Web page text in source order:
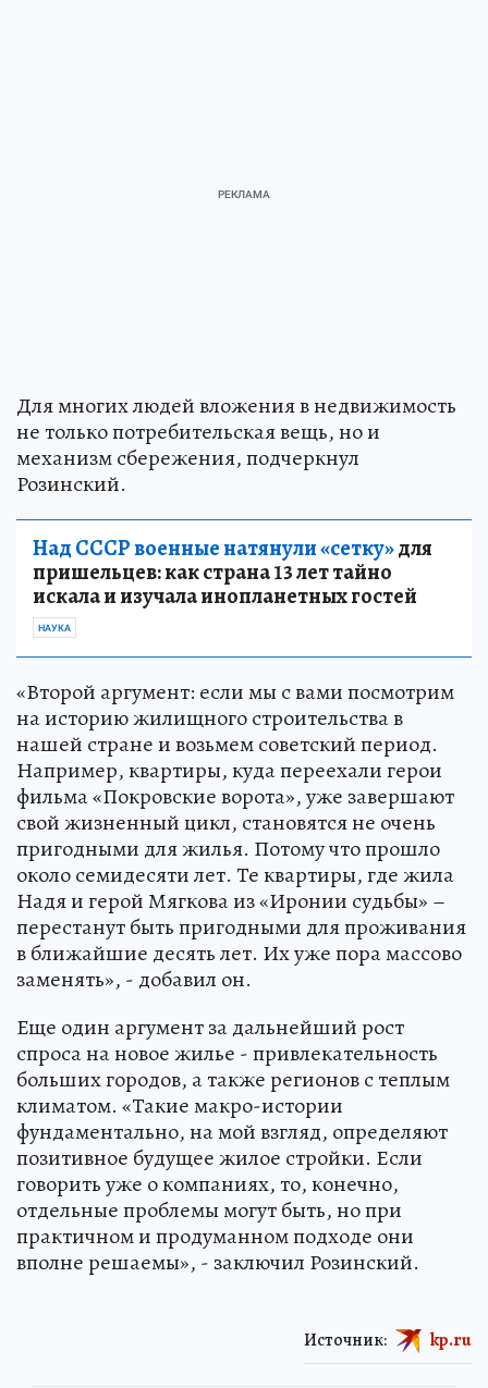
Для многих людей вложения в недвижимость
не только потребительская вещь, но и
механизм сбережения, подчеркнул
Розинский.
Над СССР военные натянули «сетку»для
пришельцев: как страна 13 лет тайно
искала и изучала инопланетных гостей
НАУКА
«Второй аргумент: если мы с вами посмотрим
на историю жилищного строительства в
нашей стране и возьмем советский период.
Например, квартиры, куда переехали герои
фильма «Покровские ворота», уже завершают
свой жизненный цикл, становятся не очень
пригодными для жилья. Потому что прошло
около семидесяти лет. Те квартиры, где жила
Надя и герой Мягкова из «Иронии судьбы» –
перестанут быть пригодными для проживания
в ближайшие десять лет. Их уже пора массово
заменять», - добавил он.
Еще один аргумент за дальнейший рост
спроса на новое жилье - привлекательность
больших городов, а также регионов с теплым
климатом. «Такие макро-истории
фундаментально, на мой взгляд, определяют
позитивное будущее жилое стройки. Если
говорить уже о компаниях, то, конечно,
отдельные проблемы могут быть, но при
практичном и продуманном подходе они
вполне решаемы», - заключил Розинский.
Источник: kp.ru